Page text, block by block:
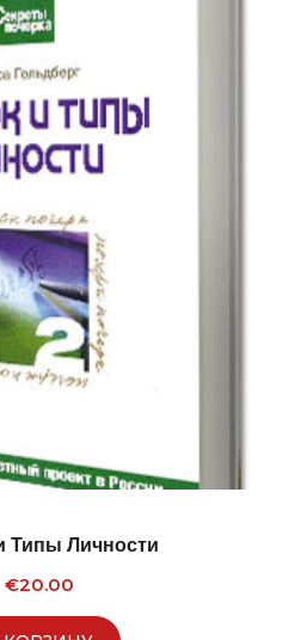
Типы Личности
€20.00